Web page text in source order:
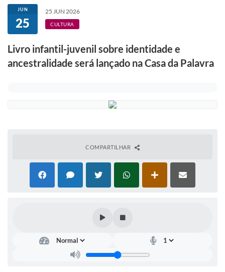
Transparência
Ônibus
Consultar Processos
Contas Públicas
Fale Conosco
FAQ - Perguntas Frequentes
Legislação
Lei de acesso à informação
JUN
25
25 JUN 2026
CULTURA
Livro infantil-juvenil sobre identidade e
ancestralidade será lançado na Casa da Palavra
COMPARTILHAR